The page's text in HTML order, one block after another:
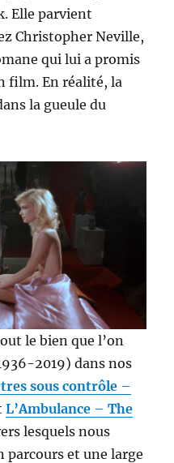
Elle parvient
Christopher Neville,
qui lui a promis
film. En réalité, la
la gueule du
le bien que l’on
2019) dans nos
sous contrôle –
L’Ambulance –The
lesquels nous
parcours et une large